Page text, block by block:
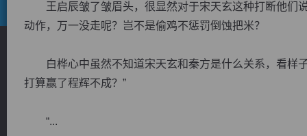
王启辰皱了皱眉头，很显然对于宋天玄这种打断他们
动作，万一没走呢？岂不是偷鸡不惩罚倒蚀把米？
白桦心中虽然不知道宋天玄和秦方是什么关系，看样
打算赢了程辉不成？”
“...